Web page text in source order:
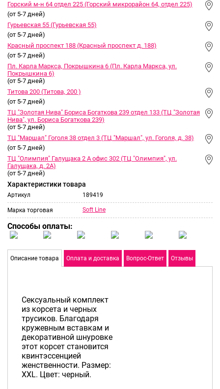
Горский м-н 64 отдел 225 (Горский микрорайон 64, отдел 225)
(от 5-7 дней)
Гурьевская 55 (Гурьевская 55)
(от 5-7 дней)
Красный проспект 188 (Красный проспект д. 188)
(от 5-7 дней)
Пл. Карла Маркса, Покрышкина 6 (Пл. Карла Маркса, ул.
Покрышкина 6)
(от 5-7 дней)
Титова 200 (Титова, 200 )
(от 5-7 дней)
ТЦ "Золотая Нива" Бориса Богаткова 239 отдел 133 (ТЦ "Золотая
Нива", ул. Бориса Богаткова 239)
(от 5-7 дней)
ТЦ "Маршал" Гоголя 38 отдел 3 (ТЦ "Маршал", ул. Гоголя, д. 38)
(от 5-7 дней)
ТЦ "Олимпия" Галущака 2 А офис 302 (ТЦ "Олимпия", ул.
Галущака, д. 2А)
(от 5-7 дней)
Характеристики товара
Артикул 189419
Марка торговая Soft Line
Способы оплаты:
Описание товара Оплата и доставка Вопрос-Ответ Отзывы
Сексуальный комплект
из корсета и черных
трусиков. Благодаря
кружевным вставкам и
декоративной шнуровке
этот корсет становится
квинтэссенцией
женственности. Размер:
XXL. Цвет: черный.